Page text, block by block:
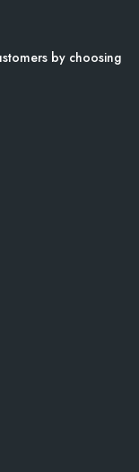
by choosing